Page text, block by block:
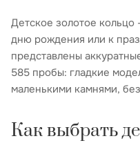
Детское золотое кольцо
дню рождения или к
представлены
585 пробы: гладкие
маленькими камнями,
Как выбрать